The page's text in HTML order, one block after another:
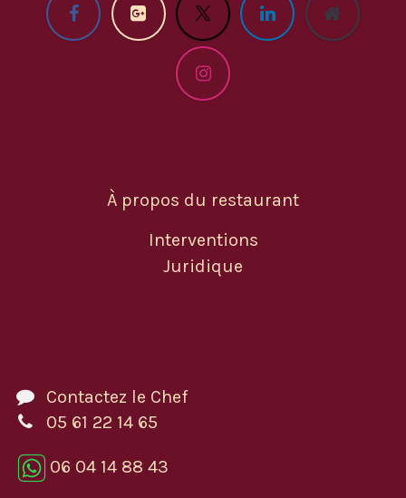
À propos du restaurant
Interventions
Juridique
Contactez le Chef
05 61 22 14 65
06 04 14 88 43